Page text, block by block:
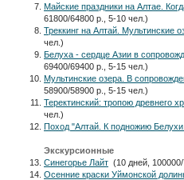
Майские праздники на Алтае.
61800/64800 р., 5-10 чел.)
Треккинг на Алтай. Мультинские
чел.)
Белуха - сердце Азии в
69400/69400 р., 5-15 чел.)
Мультинские озера. В
58900/58900 р., 5-15 чел.)
Теректинский: тропою древнего
чел.)
Поход "Алтай. К подножию
Экскурсионные
Синегорье Лайт (10 дней,
Осенние краски Уймонской